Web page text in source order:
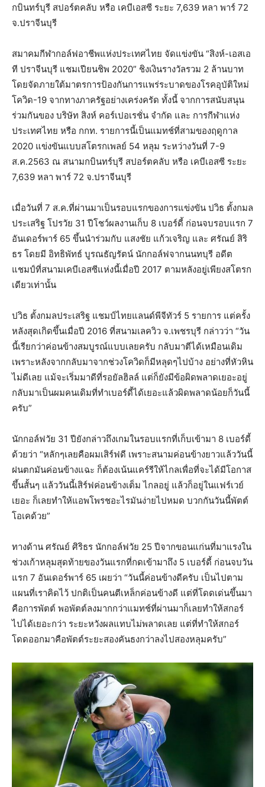
กบินทร์บุรี สปอร์ตคลับ หรือ เคบีเอสซี ระยะ 7,639 หลา พาร์ 72
จ.ปราจีนบุรี
สมาคมกีฬากอล์ฟอาชีพแห่งประเทศไทย จัดแข่งขัน “สิงห์-เอสเอ
ที ปราจีนบุรี แชมเปียนชิพ 2020” ชิงเงินรางวัลรวม 2 ล้านบาท
โดยจัดภายใต้มาตรการป้องกันการแพร่ระบาดของโรคอุบัติใหม่
โควิด-19 จากทางภาครัฐอย่างเคร่งครัด ทั้งนี้ จากการสนับสนุน
ร่วมกันของ บริษัท สิงห์ คอร์เปอเรชั่น จำกัด และ การกีฬาแห่ง
ประเทศไทย หรือ กกท. รายการนี้เป็นแมทช์ที่สามของฤดูกาล
2020 แข่งขันแบบสโตรกเพลย์ 54 หลุม ระหว่างวันที่ 7-9
ส.ค.2563 ณ สนามกบินทร์บุรี สปอร์ตคลับ หรือ เคบีเอสซี ระยะ
7,639 หลา พาร์ 72 จ.ปราจีนบุรี
เมื่อวันที่ 7 ส.ค.ที่ผ่านมาเป็นรอบแรกของการแข่งขัน ปวิธ ตั้งกมล
ประเสริฐ โปรวัย 31 ปีโชว์ผลงานเก็บ 8 เบอร์ดี้ ก่อนจบรอบแรก 7
อันเดอร์พาร์ 65 ขึ้นนำร่วมกับ แสงชัย แก้วเจริญ และ ศรัณย์ สิริ
ธร โดยมี อิทธิพัทธ์ บูรณธัญรัตน์ นักกอล์ฟจากนนทบุรี อดีต
แชมป์ที่สนามเคบีเอสซีแห่งนี้เมื่อปี 2017 ตามหลังอยู่เพียงสโตรก
เดียวเท่านั้น
ปวิธ ตั้งกมลประเสริฐ แชมป์ไทยแลนด์พีจีทัวร์ 5 รายการ แต่ครั้ง
หลังสุดเกิดขึ้นเมื่อปี 2016 ที่สนามเลควิว จ.เพชรบุรี กล่าวว่า “วัน
นี้เรียกว่าค่อนข้างสมบูรณ์แบบเลยครับ กลับมาตีได้เหมือนเดิม
เพราะหลังจากกลับมาจากช่วงโควิดก็มีหลุดๆไปบ้าง อย่างที่หัวหิน
ไม่ดีเลย แม้จะเริ่มมาดีที่รอยัลฮิลล์ แต่ก็ยังมีข้อผิดพลาดเยอะอยู่
กลับมาเป็นผมคนเดิมที่ทำเบอร์ดี้ได้เยอะแล้วผิดพลาดน้อยก็วันนี้
ครับ”
นักกอล์ฟวัย 31 ปียังกล่าวถึงเกมในรอบแรกที่เก็บเข้ามา 8 เบอร์ดี้
ด้วยว่า “หลักๆเลยคือผมเสิร์ฟดี เพราะสนามค่อนข้างยาวแล้ววันนี้
ฝนตกมันค่อนข้างแฉะ ก็ต้องเน้นแคร์รีให้ไกลเพื่อที่จะได้มีโอกาส
ขึ้นสั้นๆ แล้ววันนี้เสิร์ฟค่อนข้างเต็ม ไกลอยู่ แล้วก็อยู่ในแฟร์เวย์
เยอะ ก็เลยทำให้แอพโพรชอะไรมันง่ายไปหมด บวกกันวันนี้พัตต์
โอเคด้วย”
ทางด้าน ศรัณย์ ศิริธร นักกอล์ฟวัย 25 ปีจากขอนแก่นที่มาแรงใน
ช่วงเก้าหลุมสุดท้ายของวันแรกที่กดเข้ามาถึง 5 เบอร์ดี้ ก่อนจบวัน
แรก 7 อันเดอร์พาร์ 65 เผยว่า “วันนี้ค่อนข้างดีครับ เป็นไปตาม
แผนที่เราคิดไว้ ปกติเป็นคนตีเหล็กค่อนข้างดี แต่ที่โดดเด่นขึ้นมา
คือการพัตต์ พอพัตต์ลงมากกว่าแมทช์ที่ผ่านมาก็เลยทำให้สกอร์
ไปได้เยอะกว่า ระยะหวังผลแทบไม่พลาดเลย แต่ที่ทำให้สกอร์
โดดออกมาคือพัตต์ระยะสองคันธงกว่าลงไปสองหลุมครับ”